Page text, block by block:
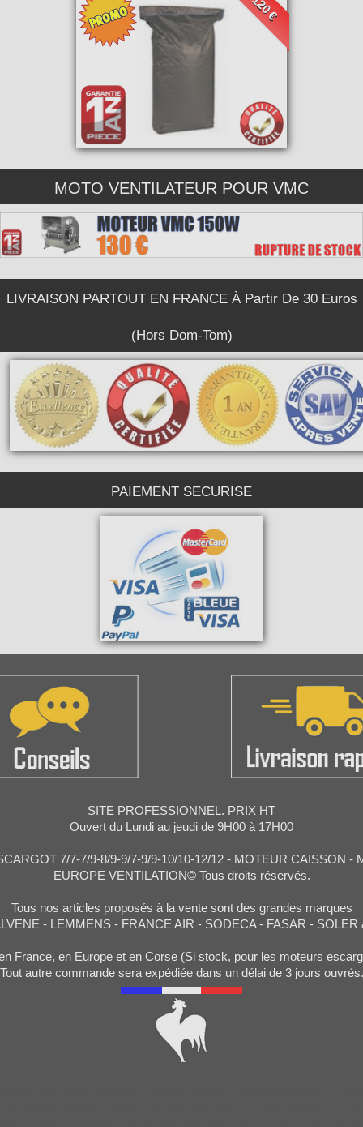
120 €
MOTO VENTILATEUR POUR VMC
LIVRAISON PARTOUT EN FRANCE À Partir De 30 Euros
(Hors Dom-Tom)
PAIEMENT SECURISE
SITE PROFESSIONNEL. PRIX HT
Ouvert du Lundi au jeudi de 9H00 à 17H00
7/7-7/9-8/9-9/7-9/9-10/10-12/12 - MOTEUR CAISSON -
EUROPE VENTILATION© Tous droits réservés.
Tous nos articles proposés à la vente sont des grandes marques
- LEMMENS - FRANCE AIR - SODECA - FASAR - SOLER
France, en Europe et en Corse (Si stock, pour les moteurs
Tout autre commande sera expédiée dans un délai de 3 jours ouvrés.